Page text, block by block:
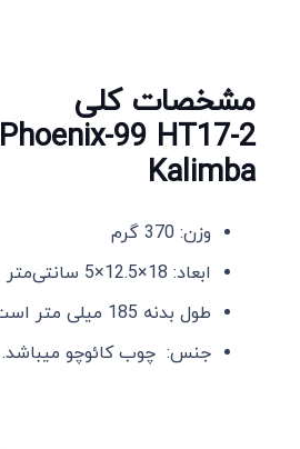
مشخصات کلی
Phoenix-99 HT17-2
Kalimba
وزن: 370 گرم
ابعاد: 18×12.5×5 سانتی‌متر
طول بدنه 185 میلی متر است.
جنس: چوب کائوچو میباشد.